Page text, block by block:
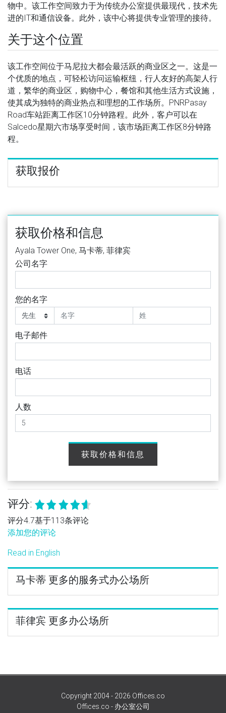
物中。该工作空间致力于为传统办公室提供最现代，技术先
进的IT和通信设备。此外，该中心将提供专业管理的接待。
关于这个位置
该工作空间位于马尼拉大都会最活跃的商业区之一。这是一
个优质的地点，可轻松访问运输枢纽，行人友好的高架人行
道，繁华的商业区，购物中心，餐馆和其他生活方式设施，
使其成为独特的商业热点和理想的工作场所。PNRPasay
Road车站距离工作区10分钟路程。此外，客户可以在
Salcedo星期六市场享受时间，该市场距离工作区8分钟路
程。
获取报价
获取价格和信息
Ayala Tower One, 马卡蒂, 菲律宾
公司名字
您的名字
电子邮件
电话
人数
获取价格和信息
评分:
评分4.7基于113条评论
添加您的评论
Read in English
马卡蒂 更多的服务式办公场所
菲律宾 更多办公场所
Copyright 2004 - 2026 Offices.co
Offices.co - 办公室公司